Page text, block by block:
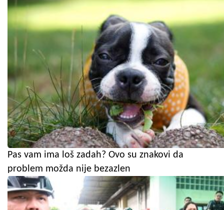
Pas vam ima loš zadah? Ovo su znakovi da
problem možda nije bezazlen